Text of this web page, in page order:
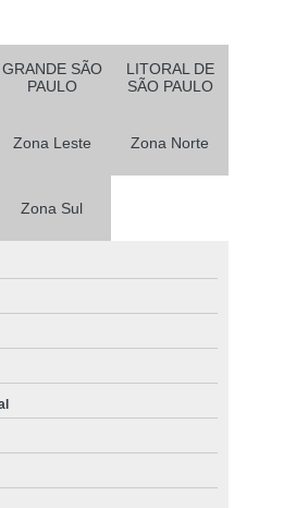
GRANDE SÃO
PAULO
LITORAL DE
SÃO PAULO
Zona Leste Zona Norte
Zona Sul